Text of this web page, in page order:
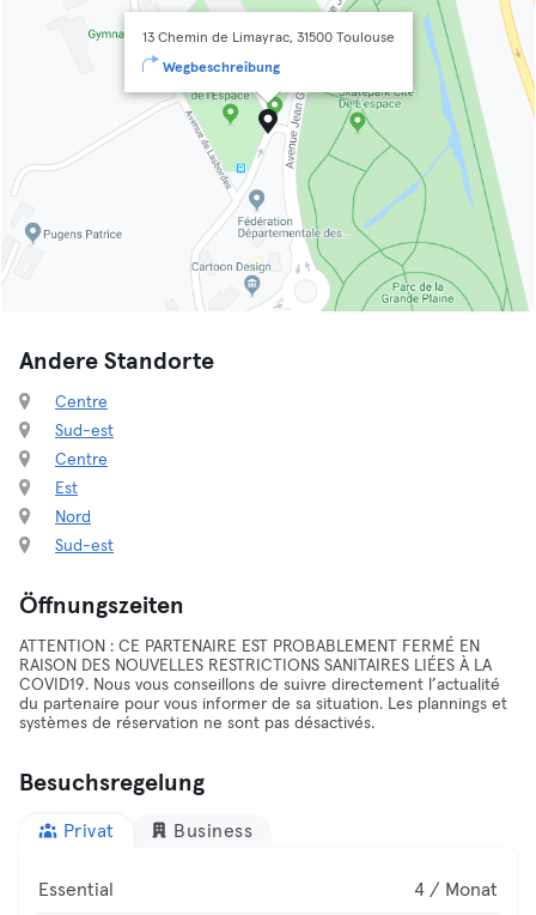
13 Chemin de Limayrac, 31500 Toulouse
Wegbeschreibung
Andere Standorte
Centre
Sud-est
Centre
Est
Nord
Sud-est
Öffnungszeiten
ATTENTION : CE PARTENAIRE EST PROBABLEMENT FERMÉ EN
RAISON DES NOUVELLES RESTRICTIONS SANITAIRES LIÉES À LA
COVID19. Nous vous conseillons de suivre directement l’actualité
du partenaire pour vous informer de sa situation. Les plannings et
systèmes de réservation ne sont pas désactivés.
Besuchsregelung
Privat Business
Essential 4 / Monat